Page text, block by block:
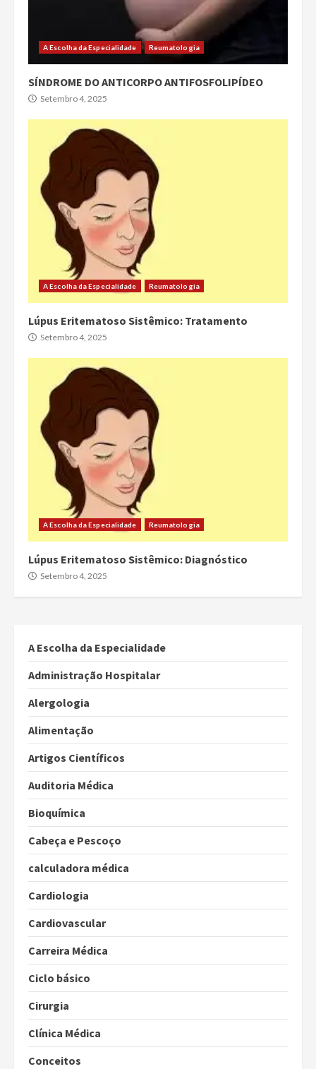
A Escolha da Especialidade Reumatologia
SÍNDROME DO ANTICORPO ANTIFOSFOLIPÍDEO
Setembro 4, 2025
A Escolha da Especialidade Reumatologia
Lúpus Eritematoso Sistêmico: Tratamento
Setembro 4, 2025
A Escolha da Especialidade Reumatologia
Lúpus Eritematoso Sistêmico: Diagnóstico
Setembro 4, 2025
A Escolha da Especialidade
Administração Hospitalar
Alergologia
Alimentação
Artigos Científicos
Auditoria Médica
Bioquímica
Cabeça e Pescoço
calculadora médica
Cardiologia
Cardiovascular
Carreira Médica
Ciclo básico
Cirurgia
Clínica Médica
Conceitos